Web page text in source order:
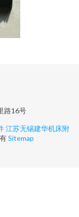
路16号
江苏无锡建华机床附
Sitemap